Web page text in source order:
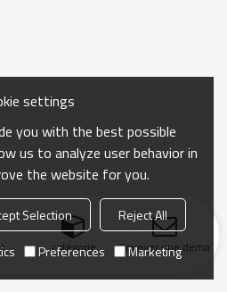
catégorie Envoyer une
settings
you with the best possible
us to analyze user behavior in
the website for you.
Selection
Reject All
Preferences Marketing